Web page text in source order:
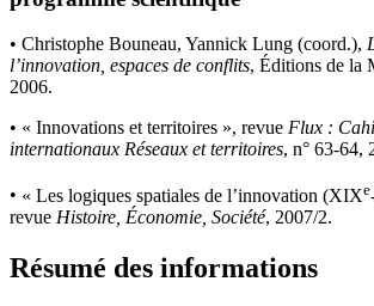
• Christophe Bouneau, Yannick Lung (coord.),
l’innovation, espaces de conflits, Éditions de la
2006.
• « Innovations et territoires », revue Flux :
internationaux Réseaux et territoires, n° 63-64,
• « Les logiques spatiales de l’innovation (XIXe
revue Histoire, Économie, Société, 2007/2.
Résumé des informations